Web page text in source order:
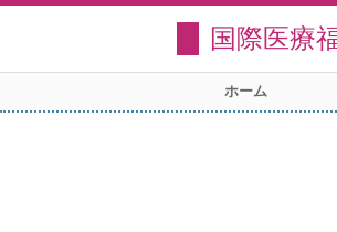
国際医療
ホーム